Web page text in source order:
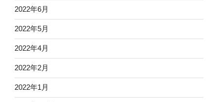
2022年6月
2022年5月
2022年4月
2022年2月
2022年1月